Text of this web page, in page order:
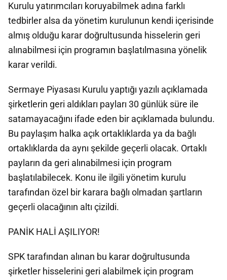
Kurulu yatırımcıları koruyabilmek adına farklı
tedbirler alsa da yönetim kurulunun kendi içerisinde
almış olduğu karar doğrultusunda hisselerin geri
alınabilmesi için programın başlatılmasına yönelik
karar verildi.
Sermaye Piyasası Kurulu yaptığı yazılı açıklamada
şirketlerin geri aldıkları payları 30 günlük süre ile
satamayacağını ifade eden bir açıklamada bulundu.
Bu paylaşım halka açık ortaklıklarda ya da bağlı
ortaklıklarda da aynı şekilde geçerli olacak. Ortaklı
payların da geri alınabilmesi için program
başlatılabilecek. Konu ile ilgili yönetim kurulu
tarafından özel bir karara bağlı olmadan şartların
geçerli olacağının altı çizildi.
PANİK HALİ AŞILIYOR!
SPK tarafından alınan bu karar doğrultusunda
şirketler hisselerini geri alabilmek için program